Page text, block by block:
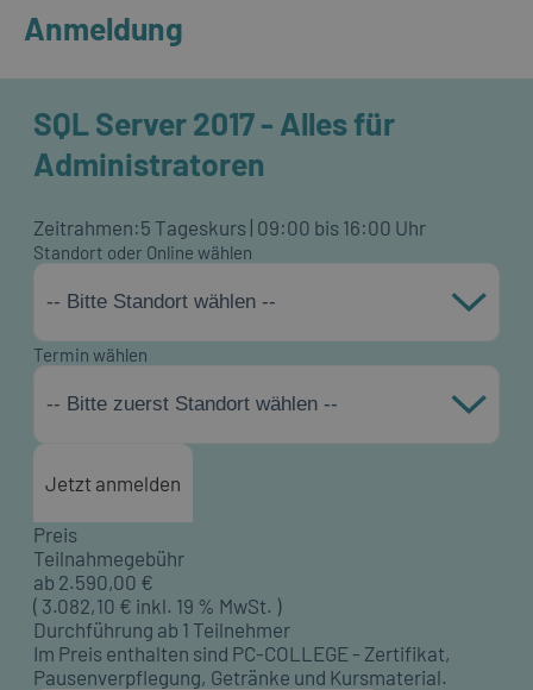
Anmeldung
SQL Server 2017 - Alles für
Administratoren
Zeitrahmen:5 Tageskurs | 09:00 bis 16:00 Uhr
Standort oder Online wählen
-- Bitte Standort wählen --
Termin wählen
-- Bitte zuerst Standort wählen --
Jetzt anmelden
Preis
Teilnahmegebühr
ab 2.590,00 €
( 3.082,10 € inkl. 19 % MwSt. )
Durchführung ab 1 Teilnehmer
Im Preis enthalten sind PC-COLLEGE - Zertifikat,
Pausenverpflegung, Getränke und Kursmaterial.